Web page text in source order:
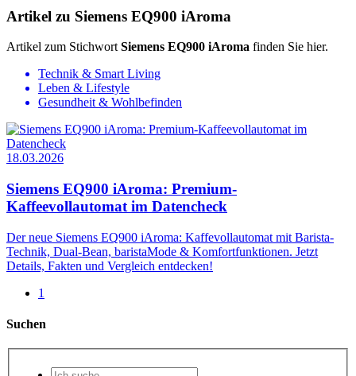
Artikel zu Siemens EQ900 iAroma
Artikel zum StichwortSiemens EQ900 iAroma finden Sie hier.
Technik & Smart Living
Leben & Lifestyle
Gesundheit & Wohlbefinden
18.03.2026
Siemens EQ900 iAroma: Premium-
Kaffeevollautomat im Datencheck
Der neue Siemens EQ900 iAroma: Kaffevollautomat mit Barista-
Technik, Dual-Bean, baristaMode & Komfortfunktionen. Jetzt
Details, Fakten und Vergleich entdecken!
1
Suchen